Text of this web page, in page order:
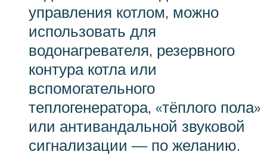
управления котлом, можно
использовать для
водонагревателя, резервного
контура котла или
вспомогательного
теплогенератора, «тёплого пола»
или антивандальной звуковой
сигнализации — по желанию.